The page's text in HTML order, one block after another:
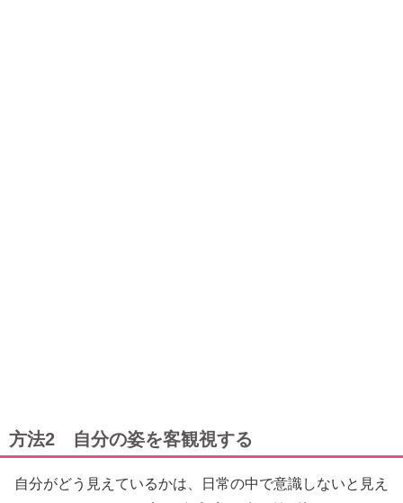
方法2 自分の姿を客観視する
自分がどう見えているかは、日常の中で意識しないと見え